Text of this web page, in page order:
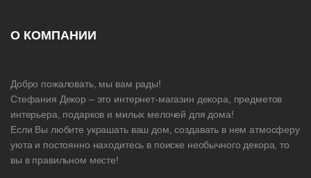
О КОМПАНИИ
Добро пожаловать, мы вам рады!
Стефания Декор – это интернет-магазин декора, предметов
интерьера, подарков и милых мелочей для дома!
Если Вы любите украшать ваш дом, создавать в нем атмосферу
уюта и постоянно находитесь в поиске необычного декора, то
вы в правильном месте!